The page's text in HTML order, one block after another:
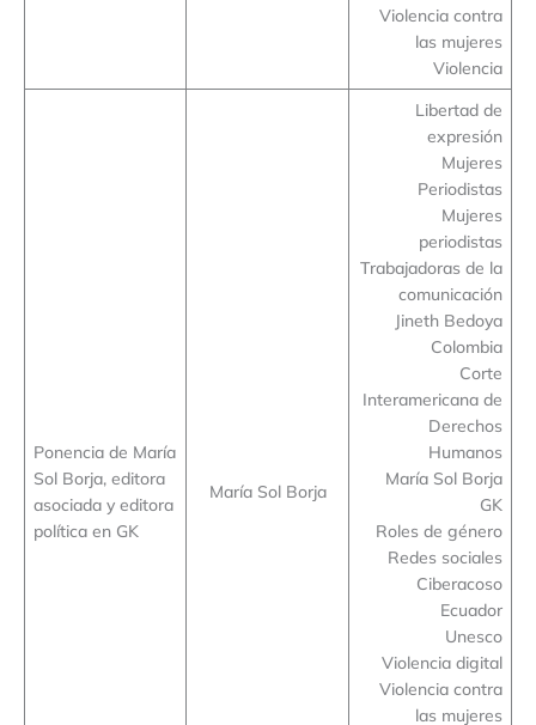
Violencia contra
las mujeres
Violencia
Ponencia de María
Sol Borja, editora
asociada y editora
política en GK
María Sol Borja
Libertad de
expresión
Mujeres
Periodistas
Mujeres
periodistas
Trabajadoras de la
comunicación
Jineth Bedoya
Colombia
Corte
Interamericana de
Derechos
Humanos
María Sol Borja
GK
Roles de género
Redes sociales
Ciberacoso
Ecuador
Unesco
Violencia digital
Violencia contra
las mujeres